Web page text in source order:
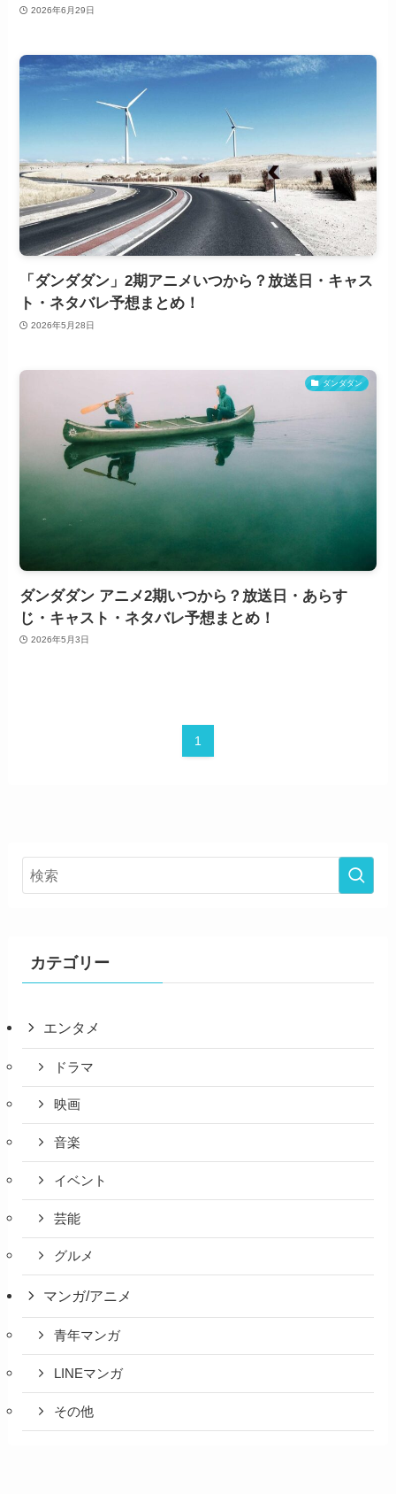
2026年6月29日
「ダンダダン」2期アニメいつから？放送日・キャス
ト・ネタバレ予想まとめ！
2026年5月28日
ダンダダン
ダンダダン アニメ2期いつから？放送日・あらす
じ・キャスト・ネタバレ予想まとめ！
2026年5月3日
1
カテゴリー
エンタメ
ドラマ
映画
音楽
イベント
芸能
グルメ
マンガ/アニメ
青年マンガ
LINEマンガ
その他